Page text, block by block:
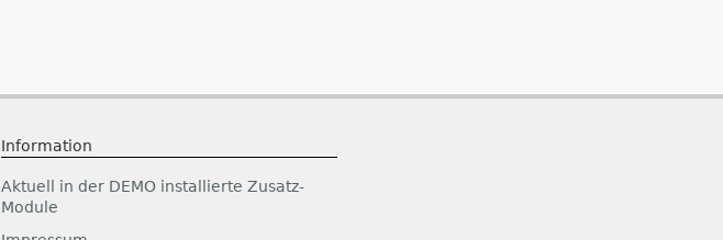
Information
Aktuell in der DEMO installierte Zusatz-
Module